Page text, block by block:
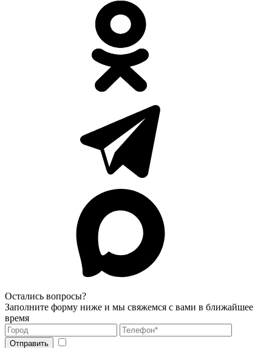
Остались вопросы?
Заполните форму ниже и мы свяжемся с вами в ближайшее
время